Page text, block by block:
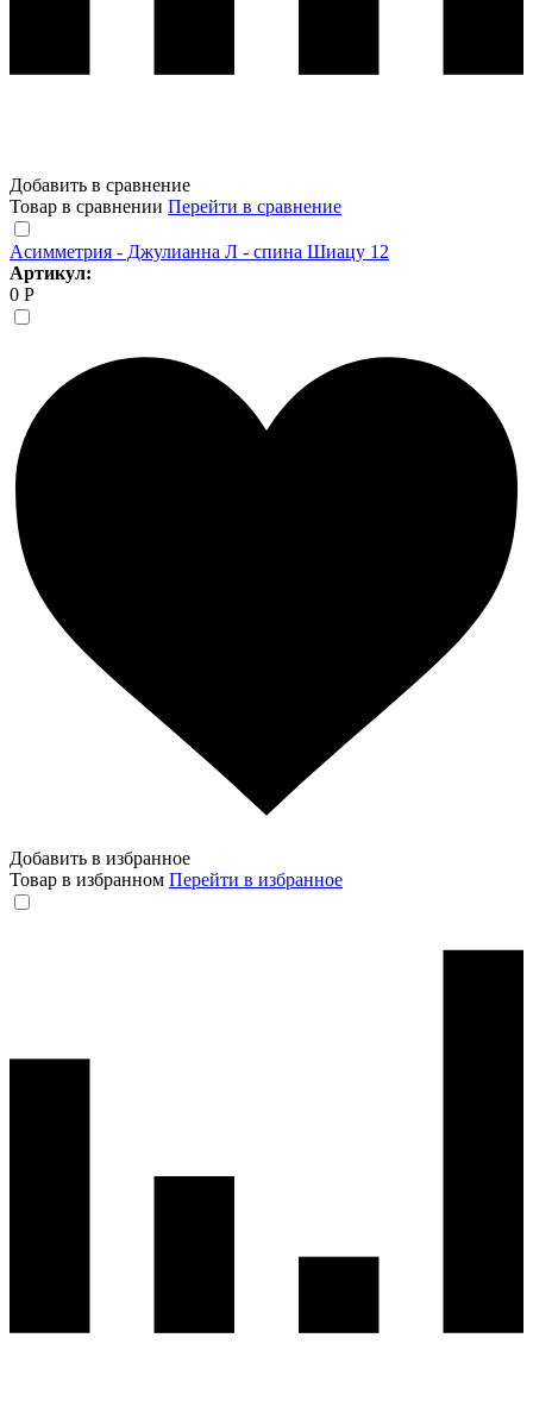
Добавить в сравнение
Товар в сравнении Перейти в сравнение
Асимметрия - Джулианна Л - спина Шиацу 12
Артикул:
0 Р
Добавить в избранное
Товар в избранном Перейти в избранное